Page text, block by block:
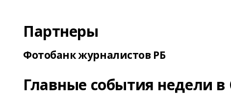
Партнеры
Фотобанк журналистов РБ
Главные события недели в